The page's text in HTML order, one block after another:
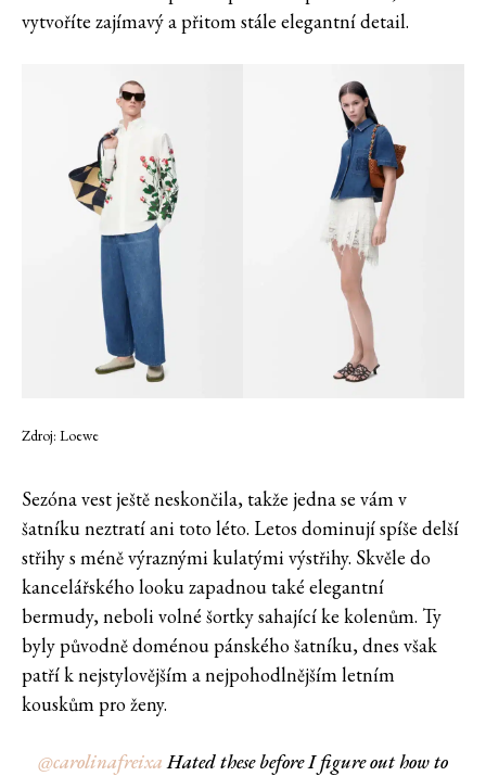
vytvoříte zajímavý a přitom stále elegantní detail.
Zdroj: Loewe
Sezóna vest ještě neskončila, takže jedna se vám v
šatníku neztratí ani toto léto. Letos dominují spíše delší
střihy s méně výraznými kulatými výstřihy. Skvěle do
kancelářského looku zapadnou také elegantní
bermudy, neboli volné šortky sahající ke kolenům. Ty
byly původně doménou pánského šatníku, dnes však
patří k nejstylovějším a nejpohodlnějším letním
kouskům pro ženy.
@carolinafreixaHated these before I figure out how to